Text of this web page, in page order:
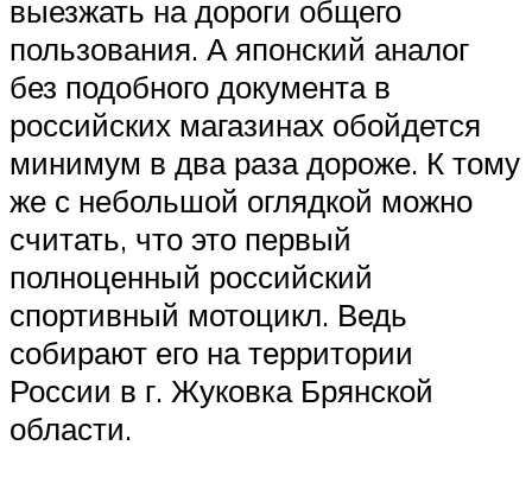
выезжать на дороги общего
пользования. А японский аналог
без подобного документа в
российских магазинах обойдется
минимум в два раза дороже. К тому
же с небольшой оглядкой можно
считать, что это первый
полноценный российский
спортивный мотоцикл. Ведь
собирают его на территории
России в г. Жуковка Брянской
области.